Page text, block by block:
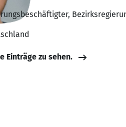
Einträge zu sehen.